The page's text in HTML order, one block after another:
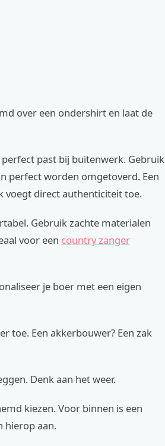
over een ondershirt en laat de
past bij buitenwerk. Gebruik
perfect worden omgetoverd. Een
voegt direct authenticiteit toe.
Gebruik zachte materialen
voor een country zanger
je boer met een eigen
toe. Een akkerbouwer? Een zak
Denk aan het weer.
kiezen. Voor binnen is een
hierop aan.